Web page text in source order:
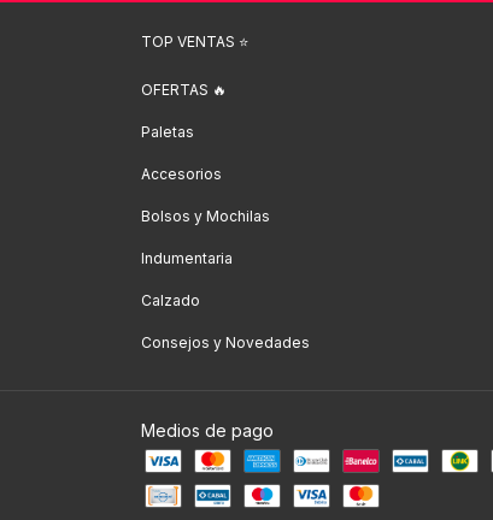
TOP VENTAS ⭐️
OFERTAS 🔥
Paletas
Accesorios
Bolsos y Mochilas
Indumentaria
Calzado
Consejos y Novedades
Medios de pago